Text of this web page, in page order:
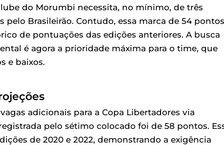
do Morumbi necessita, no mínimo, de três
Brasileirão. Contudo, essa marca de 54 pontos
de pontuações das edições anteriores. A busca
é agora a prioridade máxima para o time, que
e baixos.
adicionais para a Copa Libertadores via
pelo sétimo colocado foi de 58 pontos.
de 2020 e 2022, demonstrando a exigência